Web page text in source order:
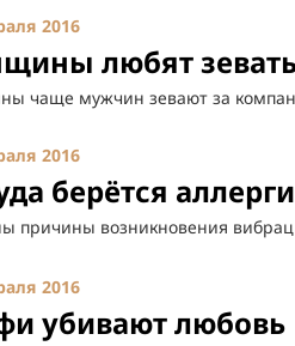
2016
любят
чаще мужчин зевают за
2016
берётся
причины возникновения
2016
убивают любовь